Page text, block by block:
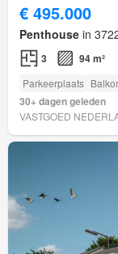
€ 495.000
Penthouse in
3 94 m²
Parkeerplaats
30+ dagen geleden
VASTGOED